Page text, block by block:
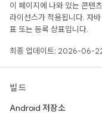
이 페이지에 나와 있는 콘텐
라이선스가 적용됩니다. 자
표 또는 등록 상표입니다.
최종 업데이트: 2026-06-
빌드
Android 저장소